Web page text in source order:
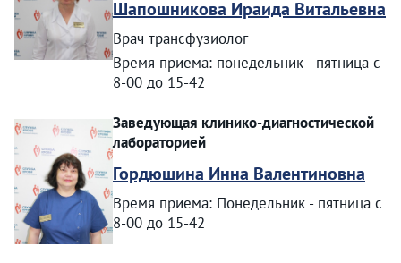
Шапошникова Ираида Витальевна
Врач трансфузиолог
Время приема: понедельник - пятница с
8-00 до 15-42
Заведующая клинико-диагностической
лабораторией
Гордюшина Инна Валентиновна
Время приема: Понедельник - пятница с
8-00 до 15-42